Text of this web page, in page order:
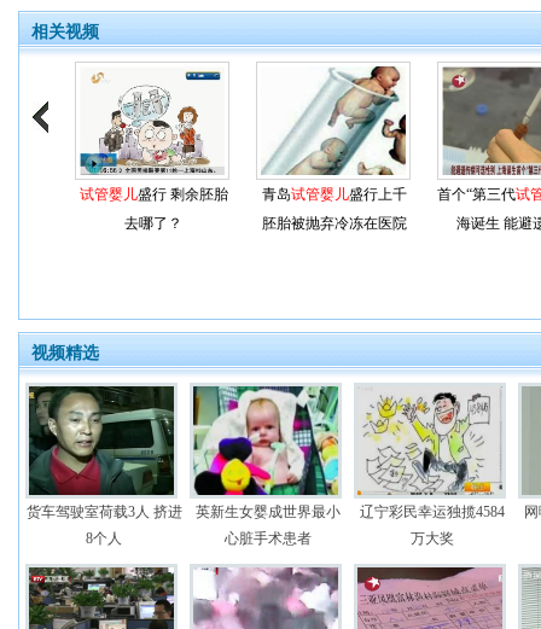
相关视频
试管婴儿盛行 剩余胚胎
去哪了？
青岛试管婴儿盛行上千
胚胎被抛弃冷冻在医院
首个“第三代试
海诞生 能避
视频精选
货车驾驶室荷载3人 挤进
8个人
英新生女婴成世界最小
心脏手术患者
辽宁彩民幸运独揽4584
万大奖